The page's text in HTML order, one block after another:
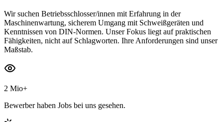
Wir suchen Betriebsschlosser/innen mit Erfahrung in der
Maschinenwartung, sicherem Umgang mit Schweißgeräten und
Kenntnissen von DIN-Normen. Unser Fokus liegt auf praktischen
Fähigkeiten, nicht auf Schlagworten. Ihre Anforderungen sind unser
Maßstab.
2 Mio+
Bewerber haben Jobs bei uns gesehen.